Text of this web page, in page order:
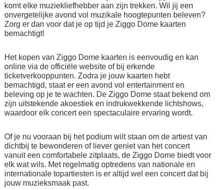
komt elke muziekliefhebber aan zijn trekken. Wil jij een
onvergetelijke avond vol muzikale hoogtepunten beleven?
Zorg er dan voor dat je op tijd je Ziggo Dome kaarten
bemachtigt!
Het kopen van Ziggo Dome kaarten is eenvoudig en kan
online via de officiële website of bij erkende
ticketverkooppunten. Zodra je jouw kaarten hebt
bemachtigd, staat er een avond vol entertainment en
beleving op je te wachten. De Ziggo Dome staat bekend om
zijn uitstekende akoestiek en indrukwekkende lichtshows,
waardoor elk concert een spectaculaire ervaring wordt.
Of je nu vooraan bij het podium wilt staan om de artiest van
dichtbij te bewonderen of liever geniet van het concert
vanuit een comfortabele zitplaats, de Ziggo Dome biedt voor
elk wat wils. Met regelmatig optredens van nationale en
internationale topartiesten is er altijd wel een concert dat bij
jouw muzieksmaak past.